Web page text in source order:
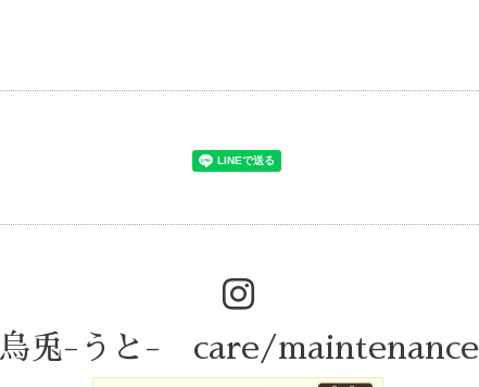
烏兎-うと- care/maintenance